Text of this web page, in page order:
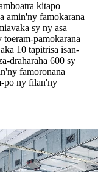
kitapo
amin'ny famokarana
sy ny asa
toeram-pamokarana
10 tapitrisa isan-
draharaha 600 sy
famoronana
po ny filan'ny